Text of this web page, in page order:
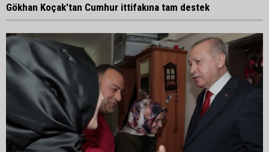
Gökhan Koçak'tan Cumhur ittifakına tam destek